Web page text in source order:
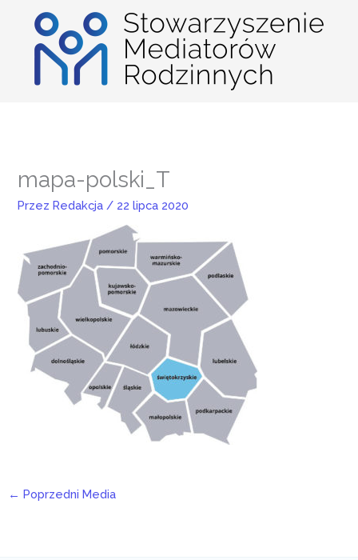
mapa-polski_T
PrzezRedakcja / 22 lipca 2020
← Poprzedni Media